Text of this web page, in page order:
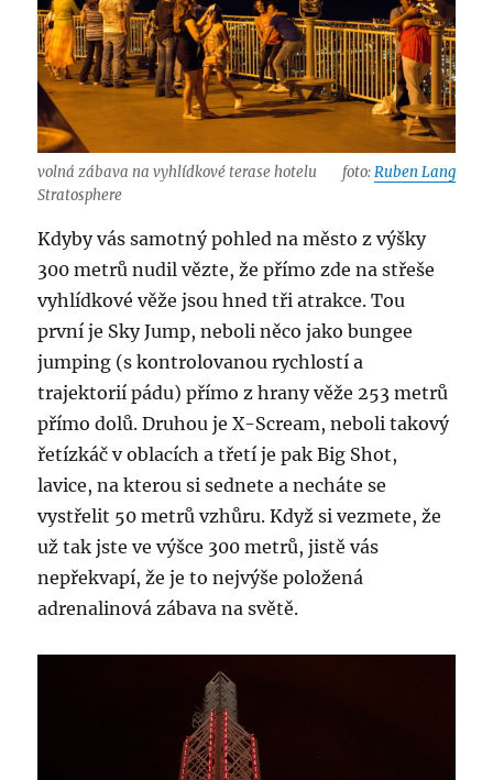
volná zábava na vyhlídkové terase hotelu
Stratosphere
foto:Ruben Lang
Kdyby vás samotný pohled na město z výšky
300 metrů nudil vězte, že přímo zde na střeše
vyhlídkové věže jsou hned tři atrakce. Tou
první je Sky Jump, neboli něco jako bungee
jumping (s kontrolovanou rychlostí a
trajektorií pádu) přímo z hrany věže 253 metrů
přímo dolů. Druhou je X-Scream, neboli takový
řetízkáč v oblacích a třetí je pak Big Shot,
lavice, na kterou si sednete a necháte se
vystřelit 50 metrů vzhůru. Když si vezmete, že
už tak jste ve výšce 300 metrů, jistě vás
nepřekvapí, že je to nejvýše položená
adrenalinová zábava na světě.